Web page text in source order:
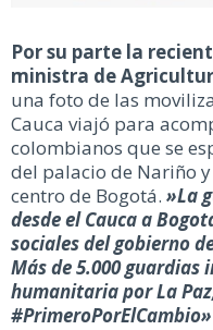
Por su parte la
ministra de
una foto de las
Cauca viajó para
colombianos que se
del palacio de Nariño
centro de Bogotá. »La
desde el Cauca a
sociales del gobierno
Más de 5.000 guardias
humanitaria por La
#PrimeroPorElCambio»